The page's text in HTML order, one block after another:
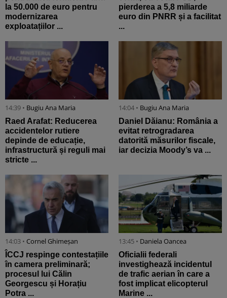
la 50.000 de euro pentru
modernizarea
exploatațiilor ...
pierderea a 5,8 miliarde
euro din PNRR și a facilitat
...
14:39 • Bugiu ⁠Ana Maria
Raed Arafat: Reducerea
accidentelor rutiere
depinde de educație,
infrastructură și reguli mai
stricte ...
14:04 • Bugiu ⁠Ana Maria
Daniel Dăianu: România a
evitat retrogradarea
datorită măsurilor fiscale,
iar decizia Moody’s va ...
14:03 • Cornel Ghimeșan
ÎCCJ respinge contestațiile
în camera preliminară;
procesul lui Călin
Georgescu și Horațiu
Potra ...
13:45 • Daniela Oancea
Oficialii federali
investighează incidentul
de trafic aerian în care a
fost implicat elicopterul
Marine ...